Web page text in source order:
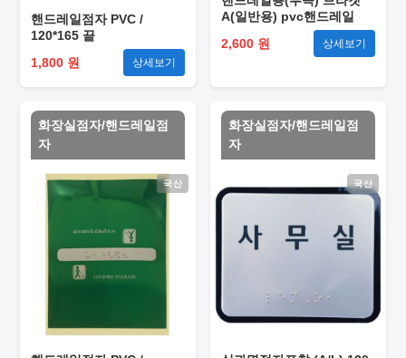
핸드레일점자 PVC /
120*165 끝
1,800 원
상세보기
A(일반용) pvc핸드레일
2,600 원
상세보기
화장실점자/핸드레일점
자
국산
화장실점자/핸드레일점
자
국산